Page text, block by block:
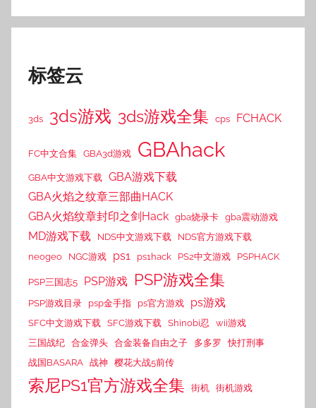
标签云
3ds 3ds游戏 3ds游戏全集 cps FCHACK
FC中文合集 GBA3d游戏 GBAhack
GBA中文游戏下载 GBA游戏下载
GBA火焰之纹章三部曲HACK
GBA火焰纹章封印之剑Hack gba烧录卡 gba震动游戏
MD游戏下载 NDS中文游戏下载
NDS官方游戏下载
neogeo
NGC游戏 ps1 ps1hack PS2中文游戏 PSPHACK
PSP三国志5 PSP游戏 PSP游戏全集
PSP游戏目录 psp金手指 ps官方游戏 ps游戏
SFC中文游戏下载 SFC游戏下载 Shinobi忍
wii游戏
三国战纪 合金弹头 合金装备自由之子 多多罗
快打刑事
战国BASARA 战神 樱花大战5前传
索尼PS1官方游戏全集 街机 街机游戏